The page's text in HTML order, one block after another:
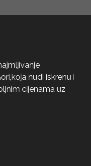
nudi iskrenu i
cijenama uz